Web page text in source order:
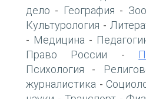
дело - География -
Культурология -
- Медицина -
Право России -
Психология -
журналистика -